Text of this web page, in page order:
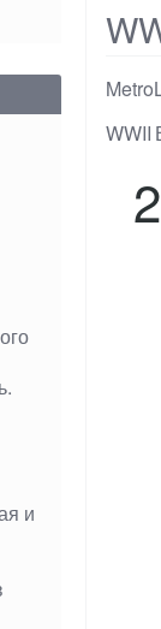
Тэги
WWII
и